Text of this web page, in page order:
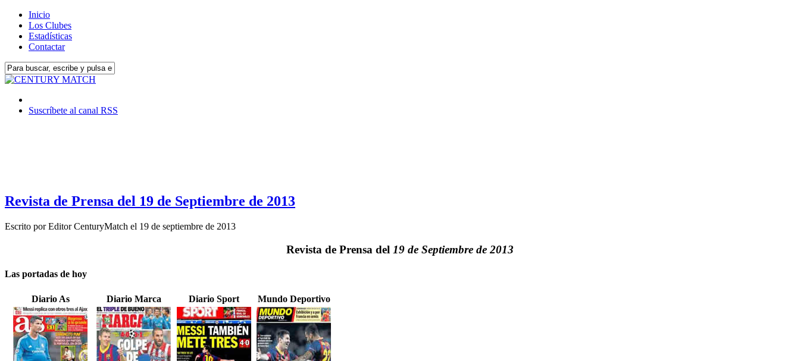
Inicio
Los Clubes
Estadísticas
Contactar
Suscríbete al canal RSS
Revista de Prensa del 19 de Septiembre de 2013
Escrito porEditor CenturyMatch el 19 de septiembre de 2013
Revista de Prensa del 19 de Septiembre de 2013
Las portadas de hoy
Diario As Diario Marca Diario Sport Mundo Deportivo